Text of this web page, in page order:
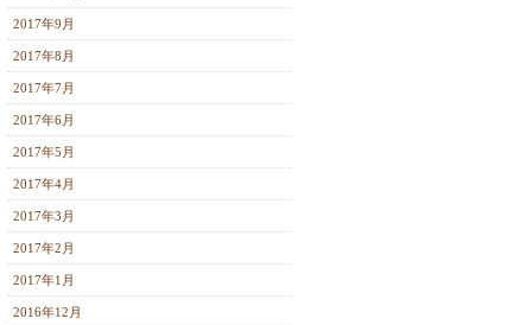
2017年9月
2017年8月
2017年7月
2017年6月
2017年5月
2017年4月
2017年3月
2017年2月
2017年1月
2016年12月